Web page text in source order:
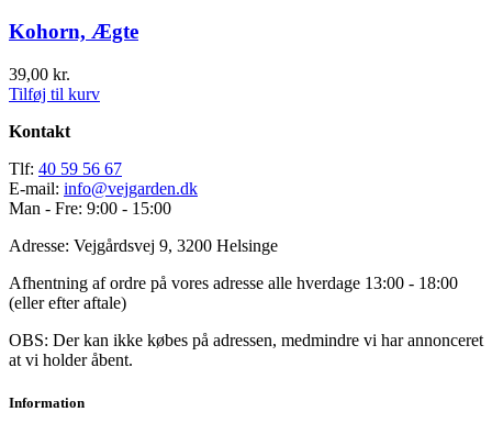
Kohorn, Ægte
39,00 kr.
Tilføj til kurv
Kontakt
Tlf: 40 59 56 67
E-mail: info@vejgarden.dk
Man - Fre: 9:00 - 15:00
Adresse: Vejgårdsvej 9, 3200 Helsinge
Afhentning af ordre på vores adresse alle hverdage 13:00 - 18:00
(eller efter aftale)
OBS: Der kan ikke købes på adressen, medmindre vi har annonceret
at vi holder åbent.
Information